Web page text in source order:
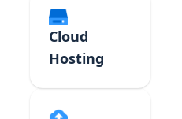
Cloud
Hosting